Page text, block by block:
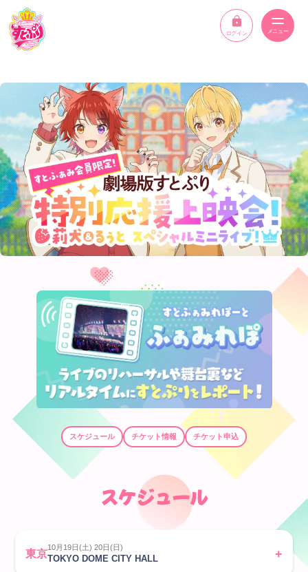
ログイン
ニュース
スケジュール
イベント
メンバー
YouTube
ディスコグラフィー
STPR ONLINE STORE
新規会員登録
すとふぁみ会員の方はこちらからログイン
ふぁみレポ
ラジオ
スケジュール チケット情報 チケット申込
スケジュール
東京
10月19日(土) 20日(日)
TOKYO DOME CITY HALL